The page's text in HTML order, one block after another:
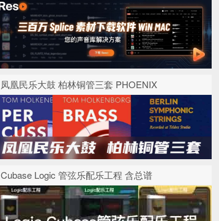
凤凰民乐大鼓 柏林铜管三套 PHOENIX
Cubase Logic 管弦乐配乐工程 含总谱